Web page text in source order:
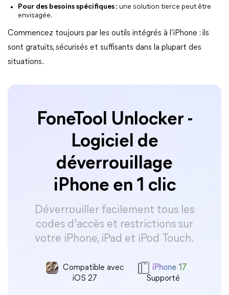
Pour des besoins spécifiques : une solution tierce peut être
envisagée.
Commencez toujours par les outils intégrés à l’iPhone : ils
sont gratuits, sécurisés et suffisants dans la plupart des
situations.
FoneTool Unlocker -
Logiciel de
déverrouillage
iPhone en 1 clic
Déverrouiller facilement tous les
codes d'accès et restrictions sur
votre iPhone, iPad et iPod Touch.
Compatible avec
iOS 27
iPhone 17
Supporté